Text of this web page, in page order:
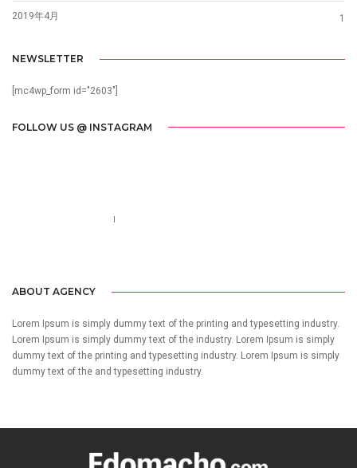
2019年4月 1
NEWSLETTER
[mc4wp_form id="2603"]
FOLLOW US @ INSTAGRAM
ABOUT AGENCY
Lorem Ipsum is simply dummy text of the printing and typesetting industry.
Lorem Ipsum is simply dummy text of the industry. Lorem Ipsum is simply
dummy text of the printing and typesetting industry. Lorem Ipsum is simply
dummy text of the and typesetting industry.